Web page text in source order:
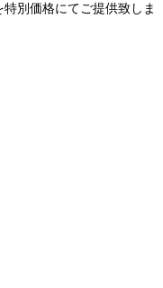
別価格にてご提供致しま